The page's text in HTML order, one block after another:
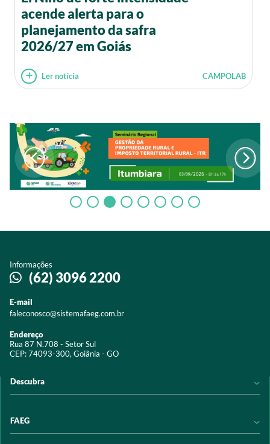
acende alerta para o
planejamento da safra
2026/27 em Goiás
Ler notícia CAMPOLAB
Informações
(62) 3096 2200
E-mail
faleconosco@sistemafaeg.com.br
Endereço
Rua 87 N.708 - Setor Sul
CEP: 74093-300, Goiânia - GO
Descubra
Acervo digital
FAEG